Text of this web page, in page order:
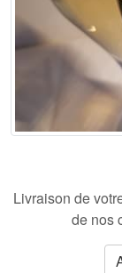
Livraison de
de nos